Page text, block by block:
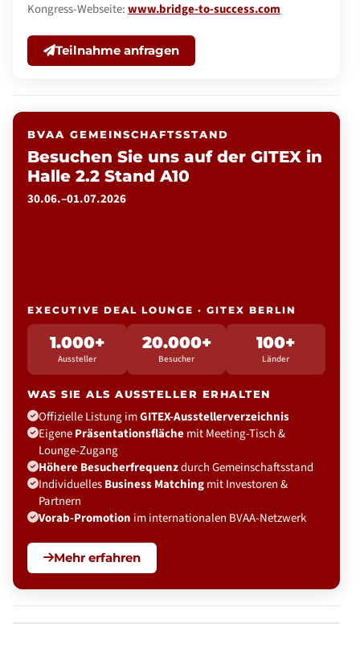
Kongress-Webseite:www.bridge-to-success.com
Teilnahme anfragen
BVAA GEMEINSCHAFTSSTAND
Besuchen Sie uns auf der GITEX in
Halle 2.2 Stand A10
30.06.–01.07.2026
EXECUTIVE DEAL LOUNGE · GITEX BERLIN
1.000+
Aussteller
20.000+
Besucher
100+
Länder
WAS SIE ALS AUSSTELLER ERHALTEN
Offizielle Listung imGITEX-Ausstellerverzeichnis
EigenePräsentationsflächemit Meeting-Tisch &
Lounge-Zugang
Höhere Besucherfrequenzdurch Gemeinschaftsstand
IndividuellesBusiness Matchingmit Investoren &
Partnern
Vorab-Promotion im internationalen BVAA-Netzwerk
Mehr erfahren